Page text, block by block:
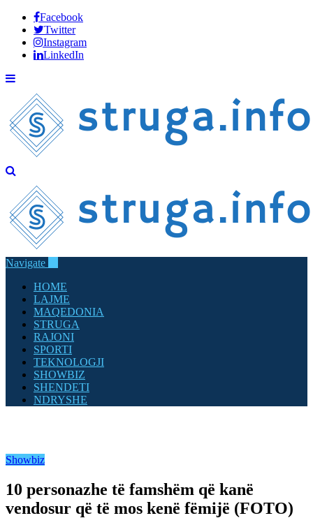
Facebook
Twitter
Instagram
LinkedIn
Navigate
HOME
LAJME
MAQEDONIA
STRUGA
RAJONI
SPORTI
TEKNOLOGJI
SHOWBIZ
SHENDETI
NDRYSHE
Showbiz
10 personazhe të famshëm që kanë
vendosur që të mos kenë fëmijë (FOTO)